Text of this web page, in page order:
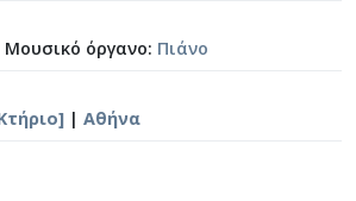
Μουσικό όργανο: Πιάνο
| Αθήνα